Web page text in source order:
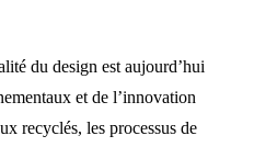
du design est aujourd’hui
et de l’innovation
recyclés, les processus de